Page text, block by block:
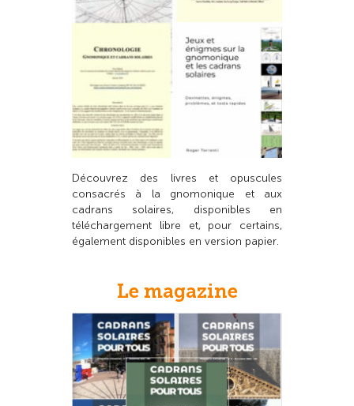
Découvrez des livres et opuscules
consacrés à la gnomonique et aux
cadrans solaires, disponibles en
téléchargement libre et, pour certains,
également disponibles en version papier.
Le magazine